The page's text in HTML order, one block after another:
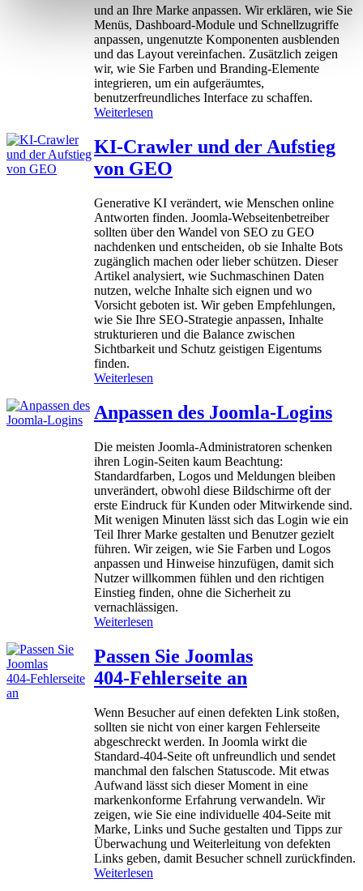
e
c
h
i
n
J
o
o
l
4
&
5
und an Ihre Marke anpassen. Wir erklären, wie Sie
Menüs, Dashboard-Module und Schnellzugriffe
anpassen, ungenutzte Komponenten ausblenden
und das Layout vereinfachen. Zusätzlich zeigen
wir, wie Sie Farben und Branding-Elemente
integrieren, um ein aufgeräumtes,
benutzerfreundliches Interface zu schaffen.
Weiterlesen
p
a
s
e
n
S
i
e
d
a
s
J
o
l
D
s
h
b
o
a
r
d
a
n
KI-Crawler und der Aufstieg
von GEO
Generative KI verändert, wie Menschen online
Antworten finden. Joomla-Webseitenbetreiber
sollten über den Wandel von SEO zu GEO
nachdenken und entscheiden, ob sie Inhalte Bots
zugänglich machen oder lieber schützen. Dieser
Artikel analysiert, wie Suchmaschinen Daten
nutzen, welche Inhalte sich eignen und wo
Vorsicht geboten ist. Wir geben Empfehlungen,
wie Sie Ihre SEO-Strategie anpassen, Inhalte
strukturieren und die Balance zwischen
Sichtbarkeit und Schutz geistigen Eigentums
finden.
Weiterlesen
-
r
a
w
l
e
r
u
n
d
d
e
r
A
f
s
t
e
g
v
o
n
G
E
O
Anpassen des Joomla‑Logins
Die meisten Joomla‑Administratoren schenken
ihren Login‑Seiten kaum Beachtung:
Standardfarben, Logos und Meldungen bleiben
unverändert, obwohl diese Bildschirme oft der
erste Eindruck für Kunden oder Mitwirkende sind.
Mit wenigen Minuten lässt sich das Login wie ein
Teil Ihrer Marke gestalten und Benutzer gezielt
führen. Wir zeigen, wie Sie Farben und Logos
anpassen und Hinweise hinzufügen, damit sich
Nutzer willkommen fühlen und den richtigen
Einstieg finden, ohne die Sicherheit zu
vernachlässigen.
Weiterlesen
n
p
a
s
e
n
d
e
s
J
o
o
m
l
a
‑
Passen Sie Joomlas
404‑Fehlerseite an
Wenn Besucher auf einen defekten Link stoßen,
sollten sie nicht von einer kargen Fehlerseite
abgeschreckt werden. In Joomla wirkt die
Standard‑404‑Seite oft unfreundlich und sendet
manchmal den falschen Statuscode. Mit etwas
Aufwand lässt sich dieser Moment in eine
markenkonforme Erfahrung verwandeln. Wir
zeigen, wie Sie eine individuelle 404‑Seite mit
Marke, Links und Suche gestalten und Tipps zur
Überwachung und Weiterleitung von defekten
Links geben, damit Besucher schnell zurückfinden.
Weiterlesen